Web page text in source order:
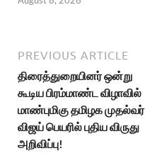
PREVIOUS ARTICLE
திரைத்துறையினர் ஒன்று
கூடிய பிரம்மாண்ட விழாவில்
மாண்புமிகு தமிழக முதல்வர்
விஜய் பெயரில் புதிய விருது
அறிவிப்பு!